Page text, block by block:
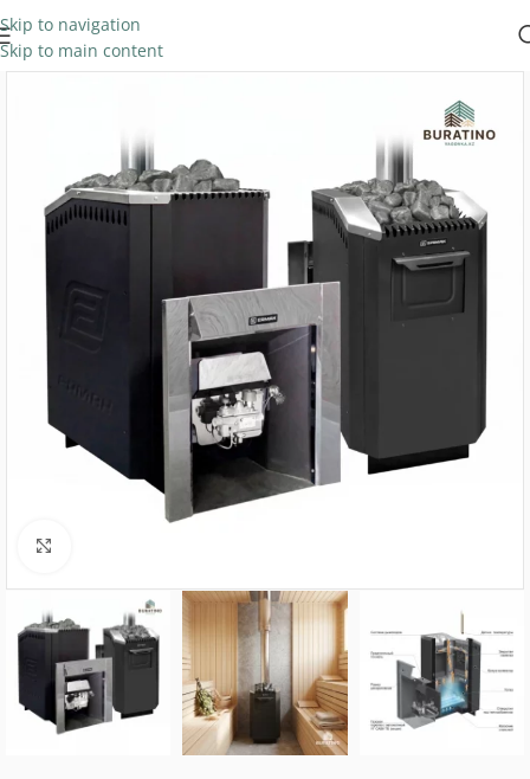
Skip to navigation
Skip to main content